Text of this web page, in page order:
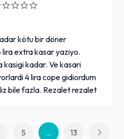
kötu bir döner
lira extra kasar yaziyo.
kasigi kadar. Ve kasari
4 lira cope gidiordum
bile fazla. Rezalet rezalet
5 ... 13